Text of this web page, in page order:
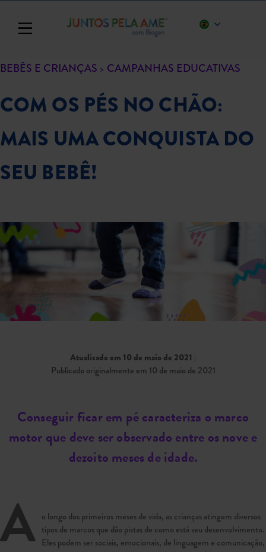
Toggle navigation
BEBÊS E CRIANÇAS CAMPANHAS EDUCATIVAS
COM OS PÉS NO CHÃO:
MAIS UMA CONQUISTA DO
SEU BEBÊ!
Atualizado em 10 de maio de 2021 |
Publicado originalmente em 10 de maio de 2021
Conseguir ficar em pé caracteriza o marco
motor que deve ser observado entre os nove e
dezoito meses de idade.
A o longo dos primeiros meses de vida, as crianças atingem diversos
tipos de marcos que dão pistas de como está seu desenvolvimento.
Eles podem ser sociais, emocionais, de linguagem e comunicação,